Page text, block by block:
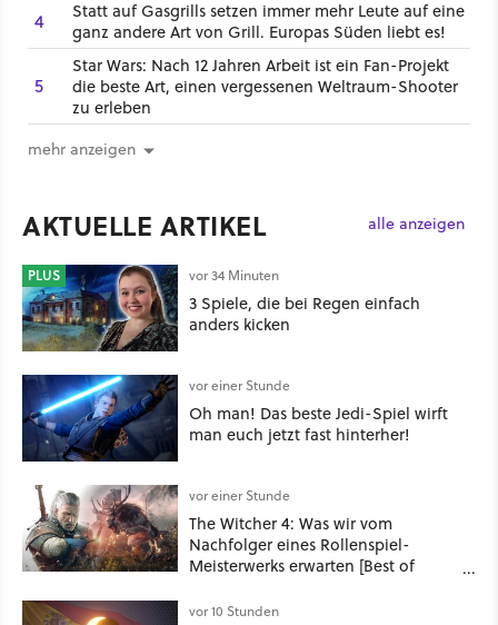
4
Statt auf Gasgrills setzen immer mehr Leute auf eine
ganz andere Art von Grill. Europas Süden liebt es!
5
Star Wars: Nach 12 Jahren Arbeit ist ein Fan-Projekt
die beste Art, einen vergessenen Weltraum-Shooter
zu erleben
mehr anzeigen
AKTUELLE ARTIKEL alle anzeigen
PLUS vor 34 Minuten
3 Spiele, die bei Regen einfach
anders kicken
vor einer Stunde
Oh man! Das beste Jedi-Spiel wirft
man euch jetzt fast hinterher!
vor einer Stunde
The Witcher 4: Was wir vom
Nachfolger eines Rollenspiel-
Meisterwerks erwarten [Best of
vor 10 Stunden